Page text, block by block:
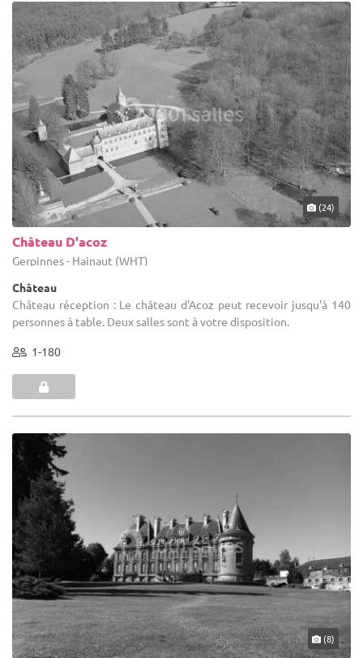
(24)
Château D'acoz
Gerpinnes - Hainaut (WHT)
Château
Château réception : Le château d'Acoz peut recevoir jusqu'à 140
personnes à table. Deux salles sont à votre disposition.
1-180
(8)